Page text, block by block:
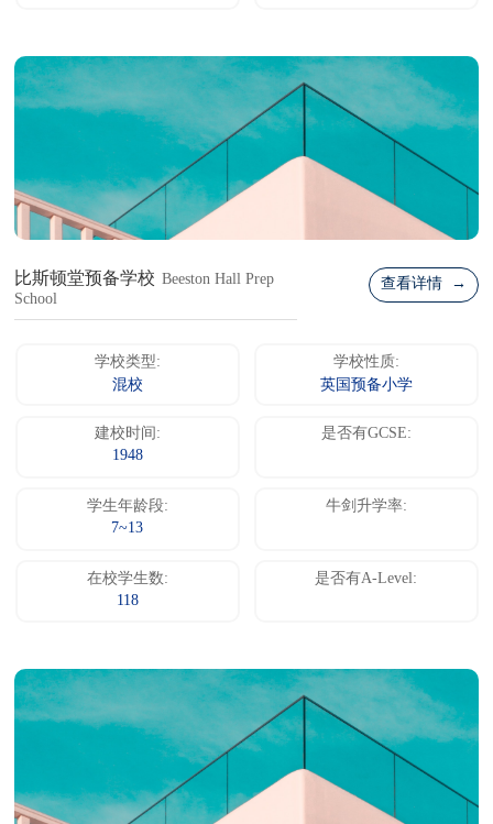
比斯顿堂预备学校 Beeston Hall Prep
School
查看详情 →
学校类型:
混校
学校性质:
英国预备小学
建校时间:
1948
是否有GCSE:
学生年龄段:
7~13
牛剑升学率:
在校学生数:
118
是否有A-Level: